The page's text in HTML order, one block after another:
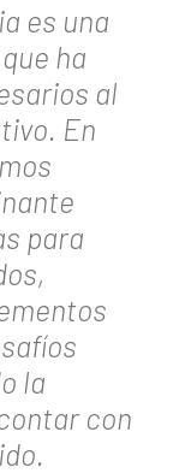
es una
ha
al
En
para
la
con